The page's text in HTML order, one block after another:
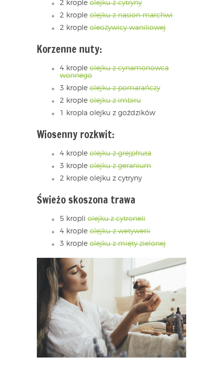
2 krople olejku z cytryny
2 krople olejku z nasion marchwi
2 krople oleożywicy waniliowej
Korzenne nuty:
4 krople olejku z cynamonowca
wonnego
3 krople olejku z pomarańczy
2 krople olejku z imbiru
1 kropla olejku z goździków
Wiosenny rozkwit:
4 krople olejku z grejpfruta
3 krople olejku z geranium
2 krople olejku z cytryny
Świeżo skoszona trawa
5 kropli olejku z cytroneli
4 krople olejku z wetywerii
3 krople olejku z mięty zielonej